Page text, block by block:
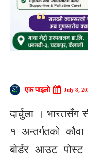
एक पाइलो July 8,
दार्चुला । भारतसँग
१ अन्तर्गतको
बोर्डर आउट पोस्ट